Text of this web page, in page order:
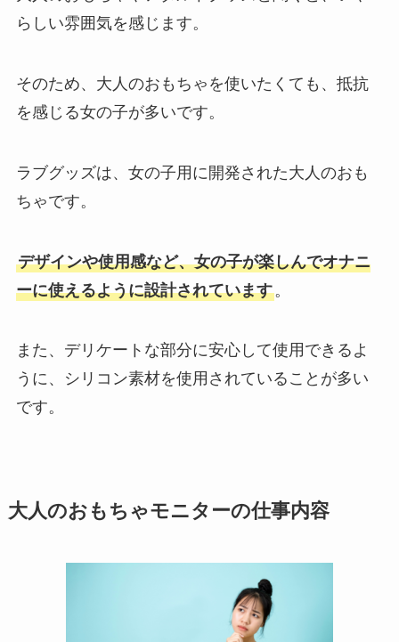
らしい雰囲気を感じます。
そのため、大人のおもちゃを使いたくても、抵抗
を感じる女の子が多いです。
ラブグッズは、女の子用に開発された大人のおも
ちゃです。
デザインや使用感など、女の子が楽しんでオナニ
ーに使えるように設計されています。
また、デリケートな部分に安心して使用できるよ
うに、シリコン素材を使用されていることが多い
です。
大人のおもちゃモニターの仕事内容